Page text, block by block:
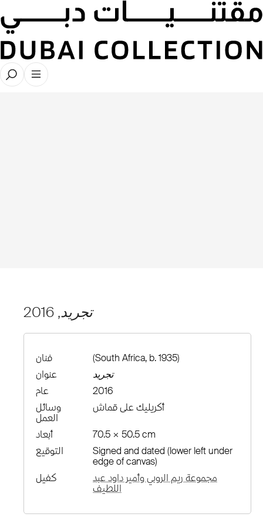
تجريد, 2016
فنان
(South Africa, b. 1935)
عنوان
تجريد
عام
2016
وسائل
العمل
أكريليك على قماش
أبعاد
70.5 × 50.5 cm
التوقيع
Signed and dated (lower left under
edge of canvas)
كفيل
مجموعة ريم الروبي وأمير داود عبد
اللطيف